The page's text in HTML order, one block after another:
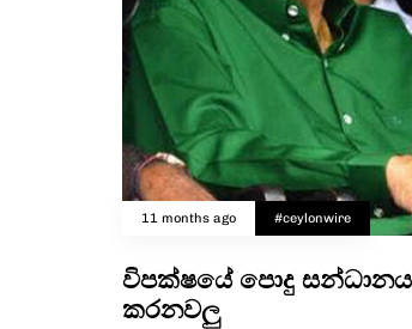
11 months ago #ceylonwire
විපක්ෂයේ පොදු
කරනවලු